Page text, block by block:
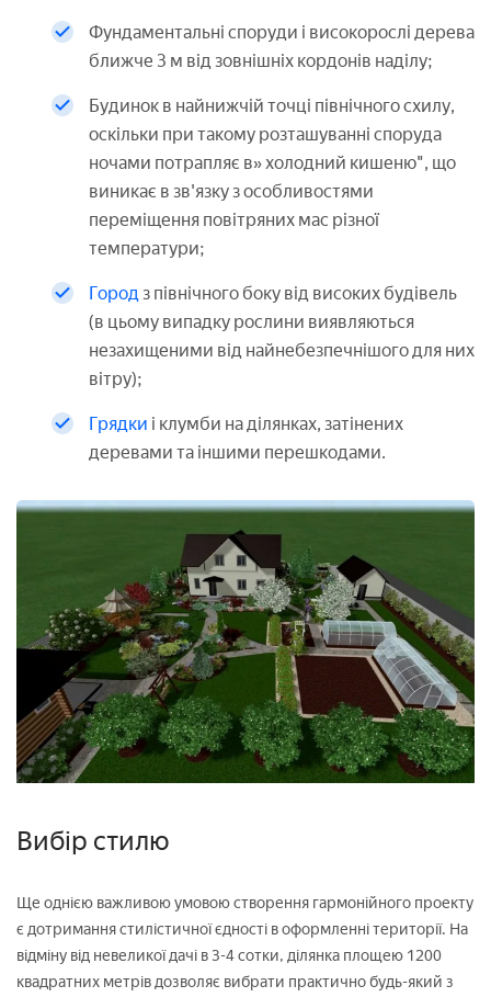
Фундаментальні споруди і високорослі дерева
ближче 3 м від зовнішніх кордонів наділу;
Будинок в найнижчій точці північного схилу,
оскільки при такому розташуванні споруда
ночами потрапляє в» холодний кишеню", що
виникає в зв'язку з особливостями
переміщення повітряних мас різної
температури;
Городз північного боку від високих будівель
(в цьому випадку рослини виявляються
незахищеними від найнебезпечнішого для них
вітру);
Грядки і клумби на ділянках, затінених
деревами та іншими перешкодами.
Вибір стилю
Ще однією важливою умовою створення гармонійного проекту
є дотримання стилістичної єдності в оформленні території. На
відміну від невеликої дачі в 3-4 сотки, ділянка площею 1200
квадратних метрів дозволяє вибрати практично будь-який з